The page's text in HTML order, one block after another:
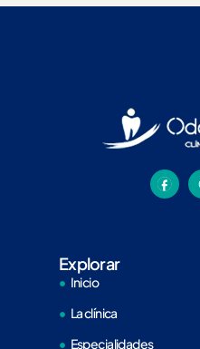
Explorar
Inicio
La clínica
Especialidades